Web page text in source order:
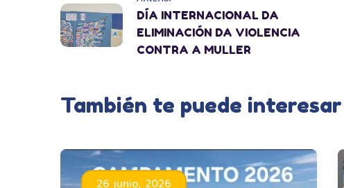
DÍA INTERNACIONAL DA
ELIMINACIÓN DA VIOLENCIA
CONTRA A MULLER
También te puede interesar
26 junio, 2026